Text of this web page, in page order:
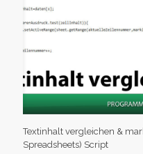
Textinhalt vergleichen &
Spreadsheets) Script